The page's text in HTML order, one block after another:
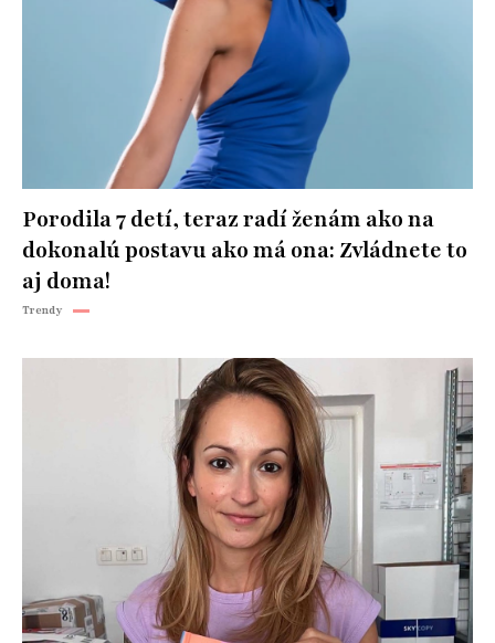
Porodila 7 detí, teraz radí ženám ako na
dokonalú postavu ako má ona: Zvládnete to
aj doma!
Trendy